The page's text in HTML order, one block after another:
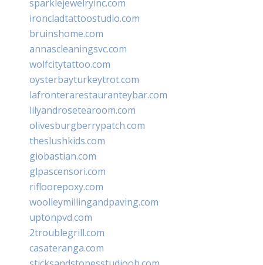
sparklejewelryinc.com
ironcladtattoostudio.com
bruinshome.com
annascleaningsvc.com
wolfcitytattoo.com
oysterbayturkeytrot.com
lafronterarestauranteybar.com
lilyandrosetearoom.com
olivesburgberrypatch.com
theslushkids.com
giobastian.com
glpascensori.com
rifloorepoxy.com
woolleymillingandpaving.com
uptonpvd.com
2troublegrill.com
casateranga.com